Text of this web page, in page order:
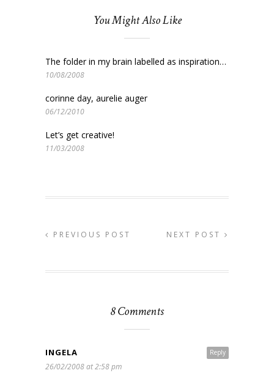
You Might Also Like
The folder in my brain labelled as inspiration…
10/08/2008
corinne day, aurelie auger
06/12/2010
Let’s get creative!
11/03/2008
PREVIOUS POST NEXT POST
8 Comments
Reply
INGELA
26/02/2008 at 2:58 pm